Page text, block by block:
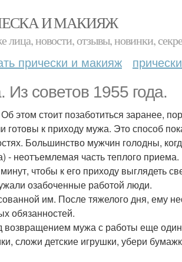
И МАКИЯЖ
новости, отзывы, новинки,
прически и макияж
советов 1955 года.
этом стоит позаботиться заранее,
к приходу мужа. Это способ
Большинство мужчин голодны,
- неотъемлемая часть теплого приема.
чтобы к его приходу выглядеть
озабоченные работой люди.
им. После тяжелого дня, ему
обязанностей.
возвращением мужа с работы еще
сложи детские игрушки, убери